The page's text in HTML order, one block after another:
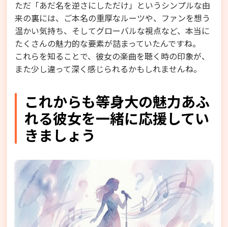
ただ「あだ名を逆さにしただけ」というシンプルな由
来の裏には、ご本名の重厚なルーツや、ファンを想う
温かい気持ち、そしてグローバルな視点など、本当に
たくさんの魅力的な要素が詰まっていたんですね。
これらを知ることで、彼女の楽曲を聴く時の印象が、
また少し違って深く感じられるかもしれませんね。
これからも等身大の魅力あふ
れる彼女を一緒に応援してい
きましょう